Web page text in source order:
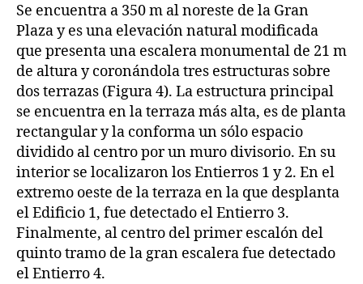
Se encuentra a 350 m al noreste de la Gran
Plaza y es una elevación natural modificada
que presenta una escalera monumental de 21 m
de altura y coronándola tres estructuras sobre
dos terrazas (Figura 4). La estructura principal
se encuentra en la terraza más alta, es de planta
rectangular y la conforma un sólo espacio
dividido al centro por un muro divisorio. En su
interior se localizaron los Entierros 1 y 2. En el
extremo oeste de la terraza en la que desplanta
el Edificio 1, fue detectado el Entierro 3.
Finalmente, al centro del primer escalón del
quinto tramo de la gran escalera fue detectado
el Entierro 4.